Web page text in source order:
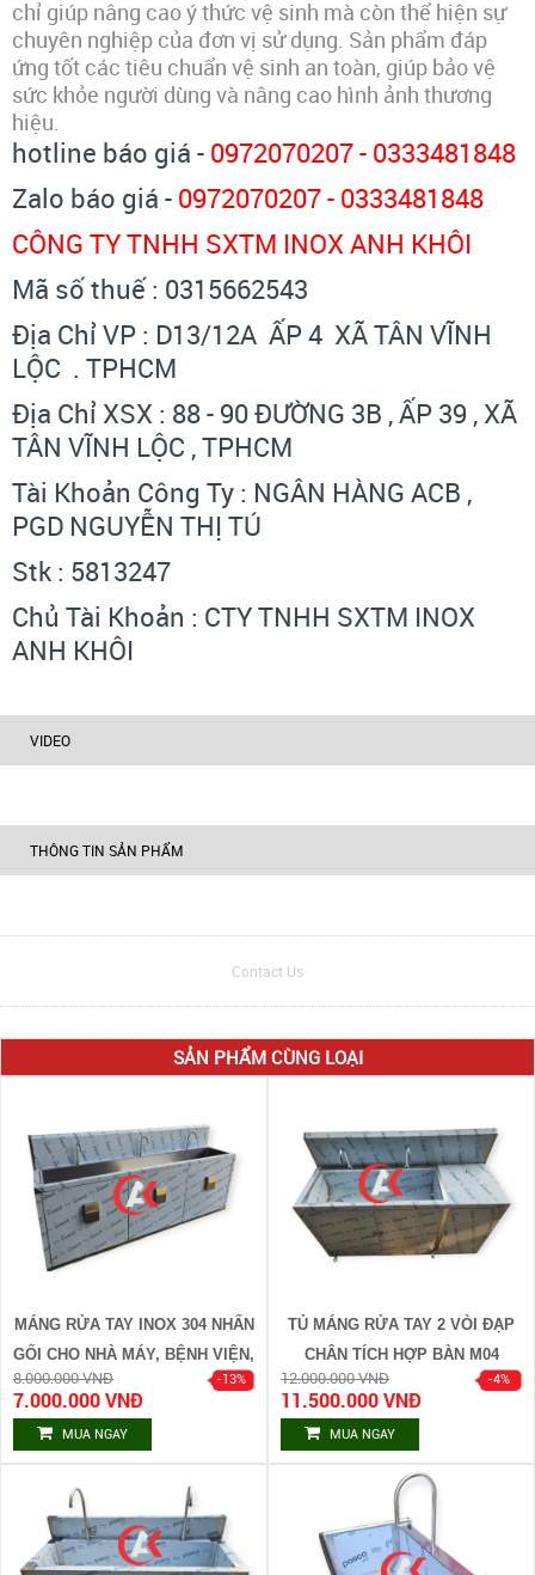
chỉ giúp nâng cao ý thức vệ sinh mà còn thể hiện sự
chuyên nghiệp của đơn vị sử dụng. Sản phẩm đáp
ứng tốt các tiêu chuẩn vệ sinh an toàn, giúp bảo vệ
sức khỏe người dùng và nâng cao hình ảnh thương
hiệu.
hotline báo giá - 0972070207 - 0333481848
Zalo báo giá - 0972070207 - 0333481848
CÔNG TY TNHH SXTM INOX ANH KHÔI
Mã số thuế : 0315662543
Địa Chỉ VP : D13/12A ẤP 4 XÃ TÂN VĨNH
LỘC . TPHCM
Địa Chỉ XSX : 88 - 90 ĐƯỜNG 3B , ẤP 39 , XÃ
TÂN VĨNH LỘC , TPHCM
Tài Khoản Công Ty : NGÂN HÀNG ACB ,
PGD NGUYỄN THỊ TÚ
Stk : 5813247
Chủ Tài Khoản : CTY TNHH SXTM INOX
ANH KHÔI
VIDEO
THÔNG TIN SẢN PHẨM
Contact Us
SẢN PHẨM CÙNG LOẠI
MÁNG RỬA TAY INOX 304 NHẤN
GỐI CHO NHÀ MÁY, BỆNH VIỆN,
PHÒNG SẠCH M05
8.000.000 VNĐ
7.000.000 VNĐ
MUA NGAY
TỦ MÁNG RỬA TAY 2 VÒI ĐẠP
CHÂN TÍCH HỢP BÀN M04
12.000.000 VNĐ
11.500.000 VNĐ
MUA NGAY